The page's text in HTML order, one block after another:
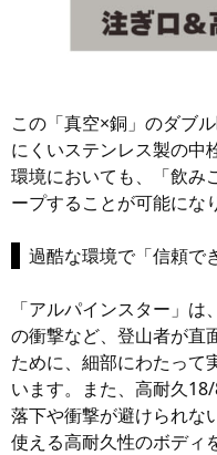
この「真空×銅」のダブ
にくいステンレス製の中
環境においても、「飲み
ープすることが可能にな
過酷な環境で「信頼で
「アルパインスター」
の衝撃など、登山者が直
ために、細部にわたって
います。また、高耐久
落下や衝撃が避けられな
使える高耐久性のボディ